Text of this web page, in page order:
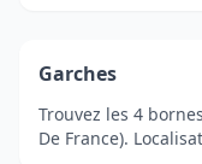
Garches
Trouvez les 4
De France).